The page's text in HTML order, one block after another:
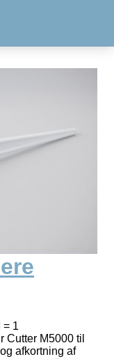
= 1
Cutter M5000 til
afkortning af